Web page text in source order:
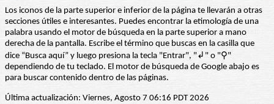
Los iconos de la parte superior e inferior de la página te llevarán a otras
secciones útiles e interesantes. Puedes encontrar la etimología de una
palabra usando el motor de búsqueda en la parte superior a mano
derecha de la pantalla. Escribe el término que buscas en la casilla que
dice “Busca aquí” y luego presiona la tecla "Entrar", "↲" o "⚲"
dependiendo de tu teclado. El motor de búsqueda de Google abajo es
para buscar contenido dentro de las páginas.
Última actualización: Viernes, Agosto 7 06:16 PDT 2026